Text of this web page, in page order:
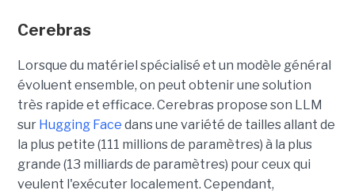
Cerebras
Lorsque du matériel spécialisé et un modèle général
évoluent ensemble, on peut obtenir une solution
très rapide et efficace. Cerebras propose son LLM
sur Hugging Face dans une variété de tailles allant de
la plus petite (111 millions de paramètres) à la plus
grande (13 milliards de paramètres) pour ceux qui
veulent l'exécuter localement. Cependant,